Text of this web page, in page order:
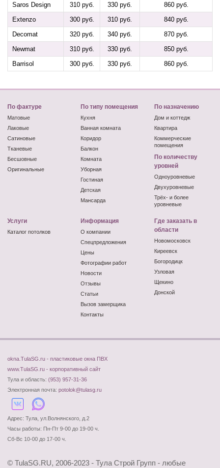
Saros Design
310 руб. 330 руб.
860 руб.
Extenzo
300 руб. 310 руб.
840 руб.
Decomat
320 руб. 340 руб.
870 руб.
Newmat
310 руб. 330 руб.
850 руб.
Barrisol
300 руб. 330 руб. 860 руб.
По фактуре
Матовые
Лаковые
Сатиновые
Тканевые
Бесшовные
Оригинальные
По типу помещения
Кухня
Ванная комната
Коридор
Балкон
Комната
Уборная
Гостиная
Детская
Мансарда
По назначению
Дом и коттедж
Квартира
Коммерческие
помещения
По количеству
уровней
Одноуровневые
Двухуровневые
Трёх- и более
уровневые
Услуги
Каталог потолков
Информация
О компании
Спецпредложения
Цены
Фотографии работ
Новости
Отзывы
Статьи
Вызов замерщика
Контакты
Где заказать в
области
Новомосковск
Киреевск
Богородицк
Узловая
Щекино
Донской
okna.TulaSG.ru - пластиковые окна ПВХ
www.TulaSG.ru - корпоративный сайт
Тула и область: (953) 957-31-36
Электронная почта: potolok@tulasg.ru
Адрес: Тула, ул.Волнянского, д.2
Часы работы: Пн-Пт 9-00 до 19-00 ч.
Сб-Вс 10-00 до 17-00 ч.
© TulaSG.RU, 2006-2023 - Тула Строй Групп - любые